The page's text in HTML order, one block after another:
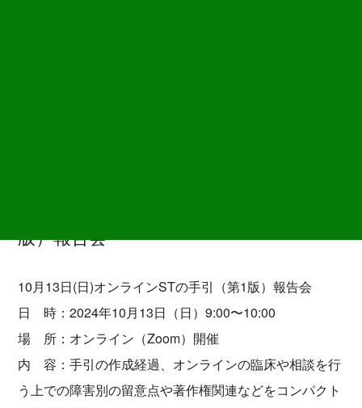
版）報告会
10月13日(日)オンラインSTの手引（第1版）報告会
日 時：2024年10月13日（日）9:00〜10:00
場 所：オンライン（Zoom）開催
内 容：手引の作成経過、オンラインの臨床や相談を行
う上での障害別の留意点や著作権関連などをコンパクト